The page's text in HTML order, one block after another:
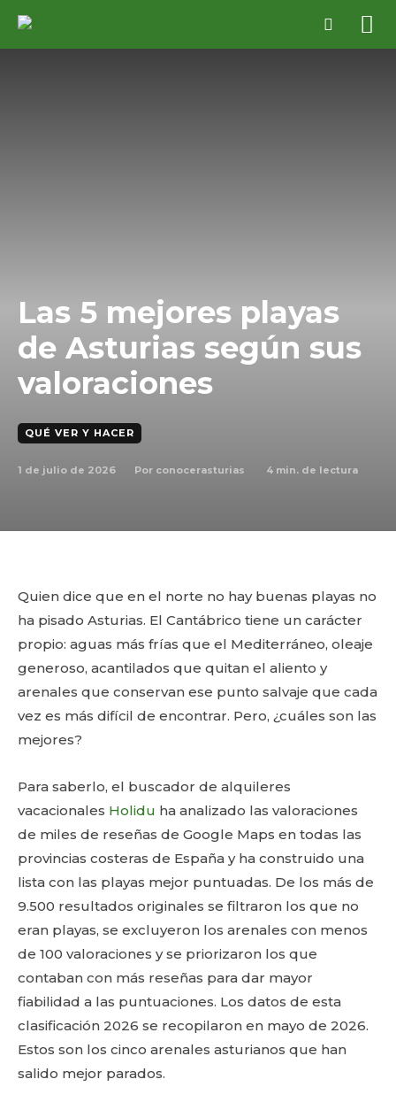
Las 5 mejores playas
de Asturias según sus
valoraciones
QUÉ VER Y HACER
1 de julio de 2026 Por conocerasturias 4 min. de lectura
Quien dice que en el norte no hay buenas playas no
ha pisado Asturias. El Cantábrico tiene un carácter
propio: aguas más frías que el Mediterráneo, oleaje
generoso, acantilados que quitan el aliento y
arenales que conservan ese punto salvaje que cada
vez es más difícil de encontrar. Pero, ¿cuáles son las
mejores?
Para saberlo, el buscador de alquileres
vacacionales Holidu ha analizado las valoraciones
de miles de reseñas de Google Maps en todas las
provincias costeras de España y ha construido una
lista con las playas mejor puntuadas. De los más de
9.500 resultados originales se filtraron los que no
eran playas, se excluyeron los arenales con menos
de 100 valoraciones y se priorizaron los que
contaban con más reseñas para dar mayor
fiabilidad a las puntuaciones. Los datos de esta
clasificación 2026 se recopilaron en mayo de 2026.
Estos son los cinco arenales asturianos que han
salido mejor parados.